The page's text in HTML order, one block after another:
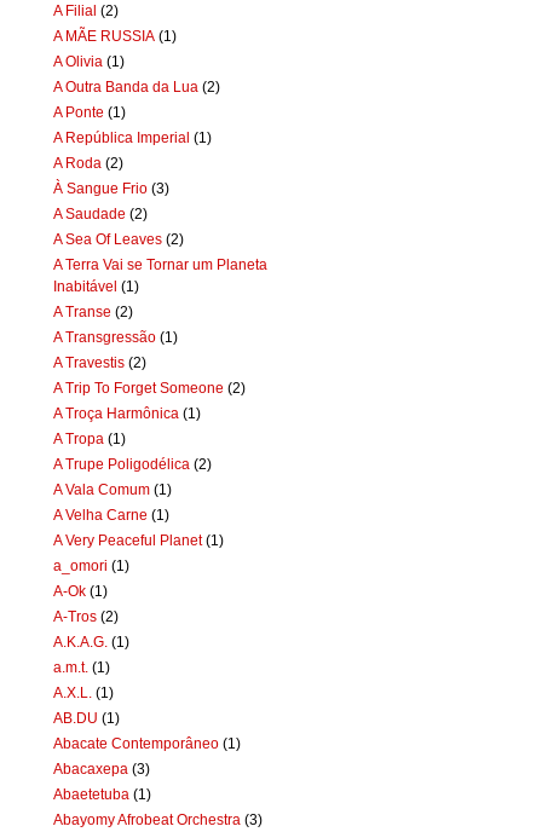
A Filial (2)
A MÃE RUSSIA (1)
A Olivia (1)
A Outra Banda da Lua (2)
A Ponte (1)
A República Imperial (1)
A Roda (2)
À Sangue Frio (3)
A Saudade (2)
A Sea Of Leaves (2)
A Terra Vai se Tornar um Planeta
Inabitável (1)
A Transe (2)
A Transgressão (1)
A Travestis (2)
A Trip To Forget Someone (2)
A Troça Harmônica (1)
A Tropa (1)
A Trupe Poligodélica (2)
A Vala Comum (1)
A Velha Carne (1)
A Very Peaceful Planet (1)
a_omori (1)
A-Ok (1)
A-Tros (2)
A.K.A.G. (1)
a.m.t. (1)
A.X.L.
(1)
AB.DU (1)
Abacate Contemporâneo (1)
Abacaxepa (3)
Abaetetuba (1)
Abayomy Afrobeat Orchestra (3)